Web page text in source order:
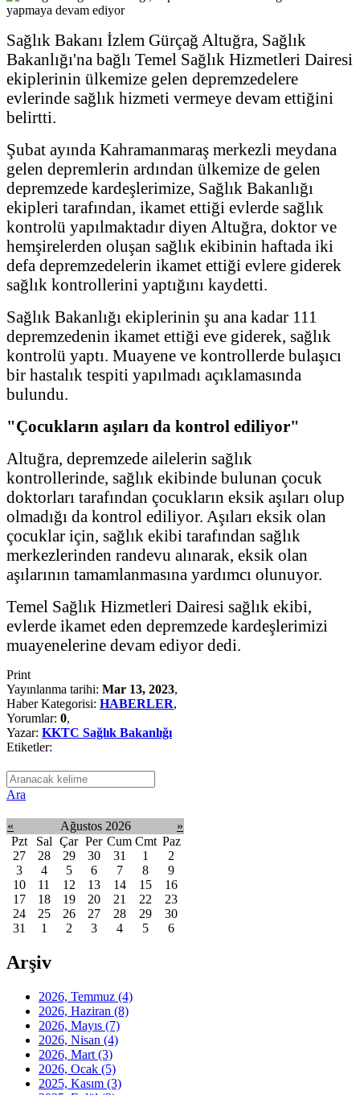
Sağlık Bakanı İzlem Gürçağ Altuğra, Sağlık
Bakanlığı'na bağlı Temel Sağlık Hizmetleri Dairesi
ekiplerinin ülkemize gelen depremzedelere
evlerinde sağlık hizmeti vermeye devam ettiğini
belirtti.
Şubat ayında Kahramanmaraş merkezli meydana
gelen depremlerin ardından ülkemize de gelen
depremzede kardeşlerimize, Sağlık Bakanlığı
ekipleri tarafından, ikamet ettiği evlerde sağlık
kontrolü yapılmaktadır diyen Altuğra, doktor ve
hemşirelerden oluşan sağlık ekibinin haftada iki
defa depremzedelerin ikamet ettiği evlere giderek
sağlık kontrollerini yaptığını kaydetti.
Sağlık Bakanlığı ekiplerinin şu ana kadar 111
depremzedenin ikamet ettiği eve giderek, sağlık
kontrolü yaptı. Muayene ve kontrollerde bulaşıcı
bir hastalık tespiti yapılmadı açıklamasında
bulundu.
"Çocukların aşıları da kontrol ediliyor"
Altuğra, depremzede ailelerin sağlık
kontrollerinde, sağlık ekibinde bulunan çocuk
doktorları tarafından çocukların eksik aşıları olup
olmadığı da kontrol ediliyor. Aşıları eksik olan
çocuklar için, sağlık ekibi tarafından sağlık
merkezlerinden randevu alınarak, eksik olan
aşılarının tamamlanmasına yardımcı olunuyor.
Temel Sağlık Hizmetleri Dairesi sağlık ekibi,
evlerde ikamet eden depremzede kardeşlerimizi
muayenelerine devam ediyor dedi.
Print
Yayınlanma tarihi: Mar 13, 2023,
Haber Kategorisi: HABERLER,
Yorumlar: 0,
Yazar: KKTC Sağlık Bakanlığı
Etiketler:
Ara
« Ağustos 2026
»
Pzt
Sal Çar Per Cum Cmt Paz
27
28 29 30 31 1
2
3
4 5 6 7 8
9
10
11 12 13 14 15
16
17
18 19 20 21 22
23
24
25 26 27 28 29
30
31
1 2 3 4 5 6
Arşiv
2026, Temmuz (4)
2026, Haziran (8)
2026, Mayıs (7)
2026, Nisan (4)
2026, Mart (3)
2026, Ocak (5)
2025, Kasım (3)